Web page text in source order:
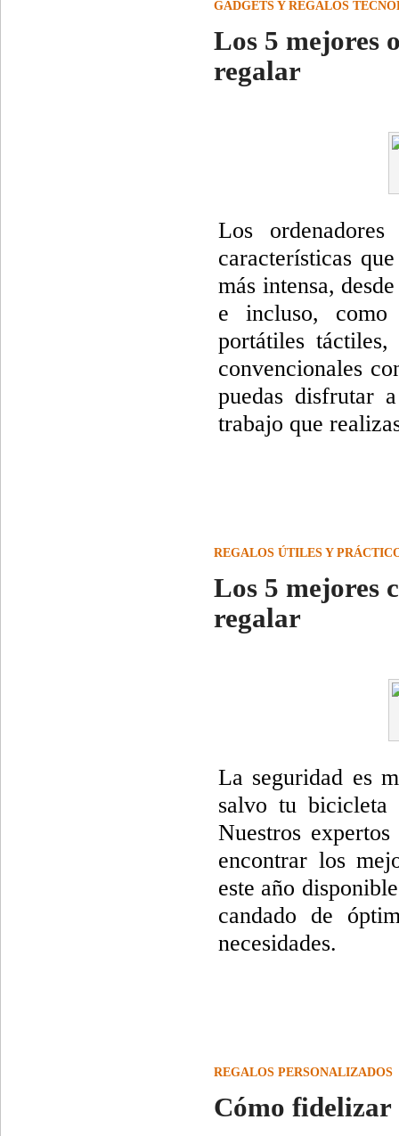
GADGETS Y REGALOS
Los 5 mejores
regalar
Los
características
más intensa,
e incluso, como
portátiles
convencionales
puedas disfrutar
trabajo que
REGALOS ÚTILES Y
Los 5 mejores
regalar
La seguridad es
salvo tu bicicleta
Nuestros
encontrar los
este año
candado de
necesidades.
REGALOS PERSONALIZADOS
Cómo fidelizar